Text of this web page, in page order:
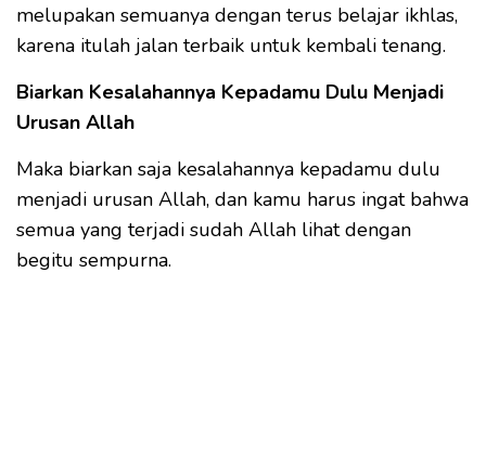
melupakan semuanya dengan terus belajar ikhlas,
karena itulah jalan terbaik untuk kembali tenang.
Biarkan Kesalahannya Kepadamu Dulu Menjadi
Urusan Allah
Maka biarkan saja kesalahannya kepadamu dulu
menjadi urusan Allah, dan kamu harus ingat bahwa
semua yang terjadi sudah Allah lihat dengan
begitu sempurna.